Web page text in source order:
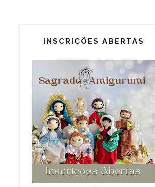
INSCRIÇÕES ABERTAS